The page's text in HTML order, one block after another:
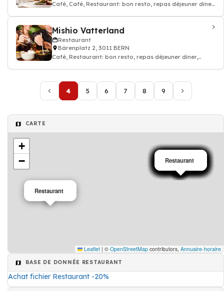
Café, Café, Restaurant: bon resto, repas déjeuner dîner,
Mishio Vatterland
Restaurant
Bärenplatz 2, 3011 BERN
Café, Restaurant: bon resto, repas déjeuner dîner,
4 5 6 7 8 9
CARTE
Restaurant
Restaurant
Restaurant
Restaurant
Restaurant
Restaurant
Restaurant
Restaurant
Restaurant
Restaurant
Restaurant
Restaurant
Restaurant
Restaurant
Restaurant
Restaurant
Restaurant
Restaurant
Restaurant
Restaurant
+
−
Leaflet | © OpenStreetMap contributors, Annuaire-horaire
BASE DE DONNÉE RESTAURANT
Achat fichier Restaurant -20%